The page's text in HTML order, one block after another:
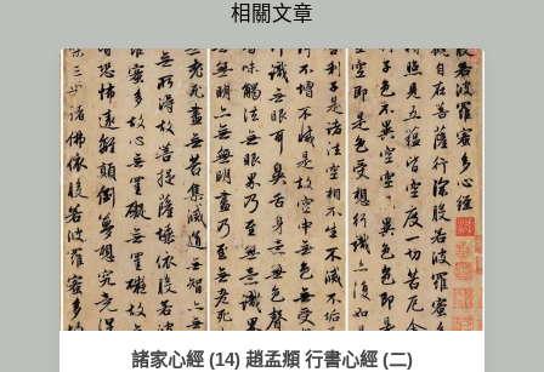
相關文章
諸家心經 (14) 趙孟頫 行書心經 (二)